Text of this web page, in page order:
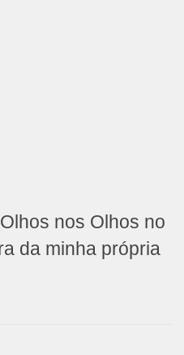
nos Olhos no
da minha própria